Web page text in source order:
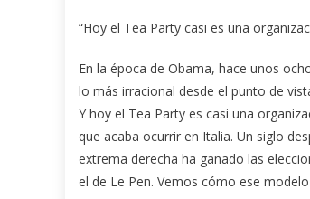
“Hoy el Tea Party casi es una
En la época de Obama, hace unos
lo más irracional desde el punto de
Y hoy el Tea Party es casi una
que acaba ocurrir en Italia. Un siglo
extrema derecha ha ganado las
el de Le Pen. Vemos cómo ese